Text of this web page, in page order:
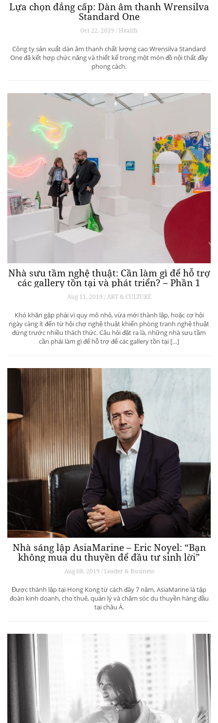
Lựa chọn đẳng cấp: Dàn âm thanh Wrensilva
Standard One
Oct 22, 2019 / Health
Công ty sản xuất dàn âm thanh chất lượng cao Wrensilva Standard
One đã kết hợp chức năng và thiết kế trong một món đồ nội thất đầy
phong cách.
Nhà sưu tầm nghệ thuật: Cần làm gì để hỗ trợ
các gallery tồn tại và phát triển? – Phần 1
Aug 11, 2019 / ART & CULTURE
Khó khăn gặp phải vì quy mô nhỏ, vừa mới thành lập, hoặc cơ hội
ngày càng ít đến từ hội chợ nghệ thuật khiến phòng tranh nghệ thuật
đứng trước nhiều thách thức. Câu hỏi đặt ra là, những nhà sưu tầm
cần phải làm gì để hỗ trợ để các gallery tồn tại […]
Nhà sáng lập AsiaMarine – Eric Noyel: “Bạn
không mua du thuyền để đầu tư sinh lời”
Aug 08, 2019 / Leader & Business
Được thành lập tại Hong Kong từ cách đây 7 năm, AsiaMarine là tập
đoàn kinh doanh, cho thuê, quản lý và chăm sóc du thuyền hàng đầu
tại châu Á.